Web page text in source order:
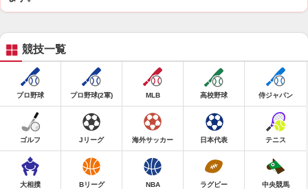
競技一覧
プロ野球 プロ野球(2軍) MLB 高校野球 侍ジャパン
ゴルフ Jリーグ 海外サッカー 日本代表 テニス
大相撲 Bリーグ NBA ラグビー 中央競馬